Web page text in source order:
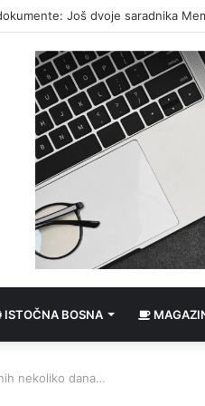
protiv RTRS-a nakon što
ISTOČNA BOSNA
nekoliko dana…